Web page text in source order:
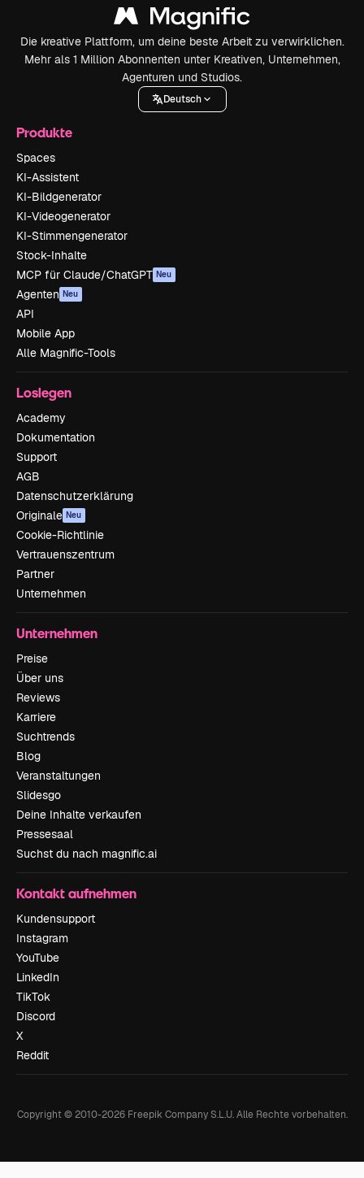
Die kreative Plattform, um deine beste Arbeit zu verwirklichen.
Mehr als 1 Million Abonnenten unter Kreativen, Unternehmen,
Agenturen und Studios.
Deutsch
Produkte
Spaces
KI-Assistent
KI-Bildgenerator
KI-Videogenerator
KI-Stimmengenerator
Stock-Inhalte
MCP für Claude/ChatGPT Neu
Agenten Neu
API
Mobile App
Alle Magnific-Tools
Loslegen
Academy
Dokumentation
Support
AGB
Datenschutzerklärung
Originale Neu
Cookie-Richtlinie
Vertrauenszentrum
Partner
Unternehmen
Unternehmen
Preise
Über uns
Reviews
Karriere
Suchtrends
Blog
Veranstaltungen
Slidesgo
Deine Inhalte verkaufen
Pressesaal
Suchst du nach magnific.ai
Kontakt aufnehmen
Kundensupport
Instagram
YouTube
LinkedIn
TikTok
Discord
X
Reddit
Copyright © 2010-2026Freepik Company S.L.U. Alle Rechte vorbehalten.